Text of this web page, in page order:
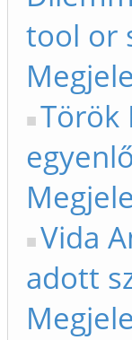
tool or
Török
Vida
adott